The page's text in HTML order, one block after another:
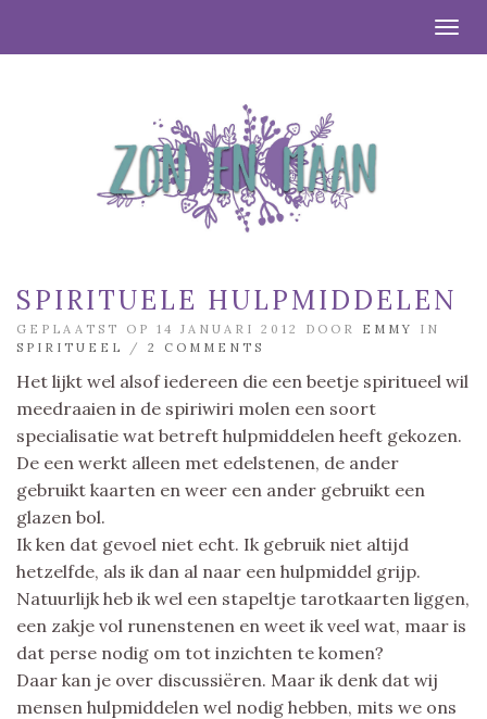
SPIRITUELE HULPMIDDELEN
GEPLAATST OP 14 JANUARI 2012 DOOR EMMY
IN
SPIRITUEEL
/ 2 COMMENTS
Het lijkt wel alsof iedereen die een beetje spiritueel wil
meedraaien in de spiriwiri molen een soort
specialisatie wat betreft hulpmiddelen heeft gekozen.
De een werkt alleen met edelstenen, de ander
gebruikt kaarten en weer een ander gebruikt een
glazen bol.
Ik ken dat gevoel niet echt. Ik gebruik niet altijd
hetzelfde, als ik dan al naar een hulpmiddel grijp.
Natuurlijk heb ik wel een stapeltje tarotkaarten liggen,
een zakje vol runenstenen en weet ik veel wat, maar is
dat perse nodig om tot inzichten te komen?
Daar kan je over discussiëren. Maar ik denk dat wij
mensen hulpmiddelen wel nodig hebben, mits we ons